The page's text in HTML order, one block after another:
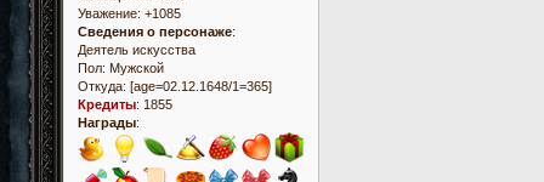
Уважение: +1085
Сведения о персонаже:
Деятель искусства
Пол: Мужской
Откуда: [age=02.12.1648/1=365]
Кредиты: 1855
Награды: